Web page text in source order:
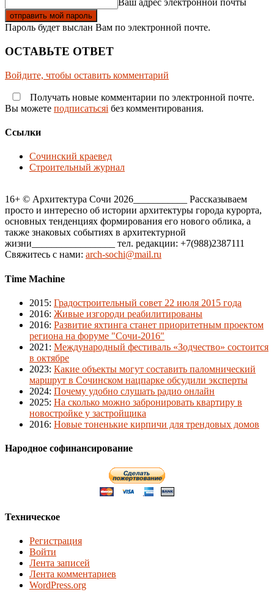
Ваш адрес электронной почты
Пароль будет выслан Вам по электронной почте.
ОСТАВЬТЕ ОТВЕТ
Войдите, чтобы оставить комментарий
Получать новые комментарии по электронной почте.
Вы можете подписатьсяi без комментирования.
Ссылки
Сочинский краевед
Строительный журнал
16+ © Архитектура Сочи 2026___________ Рассказываем
просто и интересно об истории архитектуры города курорта,
основных тенденциях формирования его нового облика, а
также знаковых событиях в архитектурной
жизни_________________ тел. редакции: +7(988)2387111
Свяжитесь с нами: arch-sochi@mail.ru
Time Machine
2015: Градостроительный совет 22 июля 2015 года
2016: Живые изгороди реабилитированы
2016: Развитие яхтинга станет приоритетным проектом
региона на форуме "Сочи-2016"
2021 : Международный фестиваль «Зодчество» состоится
в октябре
2023: Какие объекты могут составить паломнический
маршрут в Сочинском нацпарке обсудили эксперты
2024: Почему удобно слушать радио онлайн
2025: На сколько можно забронировать квартиру в
новостройке у застройщика
2016: Новые тоненькие кирпичи для трендовых домов
Народное софинансирование
Техническое
Регистрация
Войти
Лента записей
Лента комментариев
WordPress.org